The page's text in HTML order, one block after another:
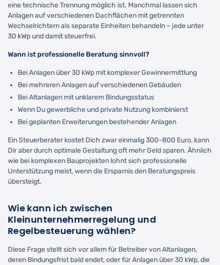
eine technische Trennung möglich ist. Manchmal lassen sich
Anlagen auf verschiedenen Dachflächen mit getrennten
Wechselrichtern als separate Einheiten behandeln – jede unter
30 kWp und damit steuerfrei.
Wann ist professionelle Beratung sinnvoll?
Bei Anlagen über 30 kWp mit komplexer Gewinnermittlung
Bei mehreren Anlagen auf verschiedenen Gebäuden
Bei Altanlagen mit unklarem Bindungsstatus
Wenn Du gewerbliche und private Nutzung kombinierst
Bei geplanten Erweiterungen bestehender Anlagen
Ein Steuerberater kostet Dich zwar einmalig 300-800 Euro, kann
Dir aber durch optimale Gestaltung oft mehr Geld sparen. Ähnlich
wie bei komplexen Bauprojekten lohnt sich professionelle
Unterstützung meist, wenn die Ersparnis den Beratungspreis
übersteigt.
Wie kann ich zwischen
Kleinunternehmerregelung und
Regelbesteuerung wählen?
Diese Frage stellt sich vor allem für Betreiber von Altanlagen,
deren Bindungsfrist bald endet, oder für Anlagen über 30 kWp, die